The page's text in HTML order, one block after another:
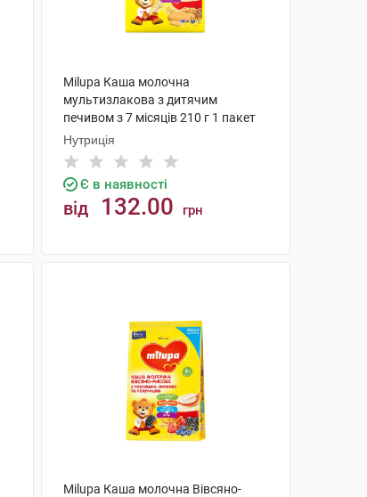
Milupa Каша молочна
мультизлакова з дитячим
печивом з 7 місяців 210 г 1 пакет
Нутриція
Є в наявності
від 132.00 грн
Milupa Каша молочна Вівсяно-